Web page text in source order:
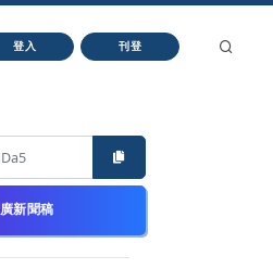
登入 刊登
新聞稿